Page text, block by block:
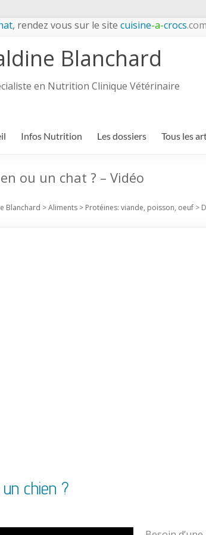
, rendez vous sur le site cuisine-a-crocs.com
Blanchard
en Nutrition Clinique Vétérinaire
Infos Nutrition Les dossiers Tous les
ou un chat ? – Vidéo
Blanchard >Aliments > Protéines: viande, poisson, oeuf >
chien ?